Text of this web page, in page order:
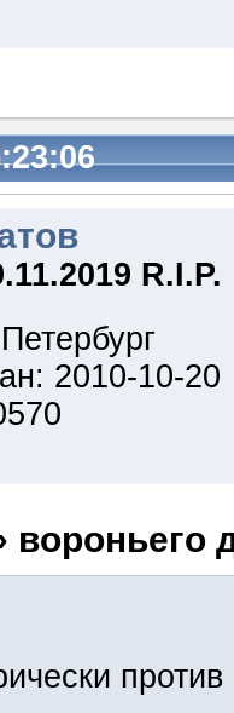
R.I.P.
2010-10-20
вороньего
против